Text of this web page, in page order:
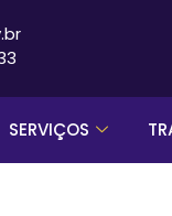
SERVIÇOS